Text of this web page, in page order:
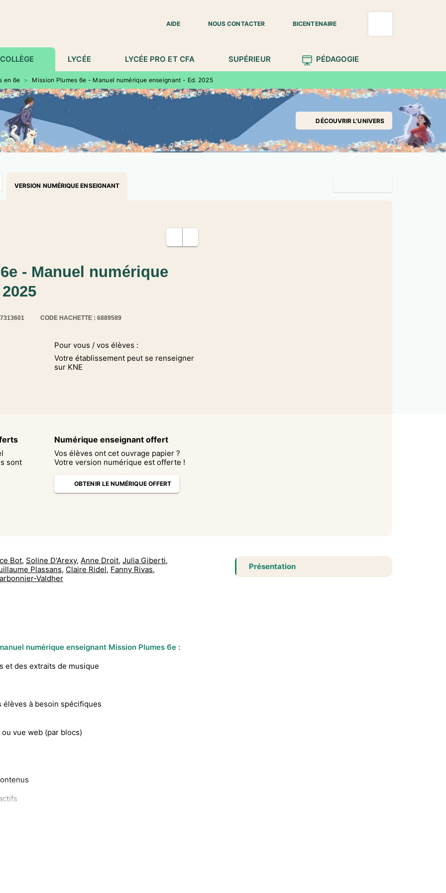
AIDE
NOUS CONTACTER BICENTENAIRE
COLLÈGE LYCÉE LYCÉE PRO ET CFA SUPÉRIEUR PÉDAGOGIE
en 6e > Mission Plumes 6e - Manuel numérique enseignant - Ed. 2025
DÉCOUVRIR L'UNIVERS
VERSION NUMÉRIQUE ENSEIGNANT
- Manuel numérique
CODE HACHETTE : 6889589
Pour vous / vos élèves :
Votre établissement peut se renseigner
sur KNE
sont
Numérique enseignant offert
Vos élèves ont cet ouvrage papier ?
Votre version numérique est offerte !
OBTENIR LE NUMÉRIQUE OFFERT
Bot, Soline D'Arexy, Anne Droit, Julia Giberti,
Plassans, Claire Ridel, Fanny Rivas,
Valdher
numérique enseignant Mission Plumes 6e :
et des extraits de musique
élèves à besoin spécifiques
vue web (par blocs)
Présentation